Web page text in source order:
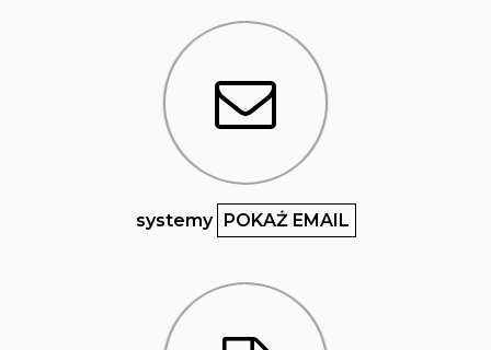
systemy POKAŻ EMAIL